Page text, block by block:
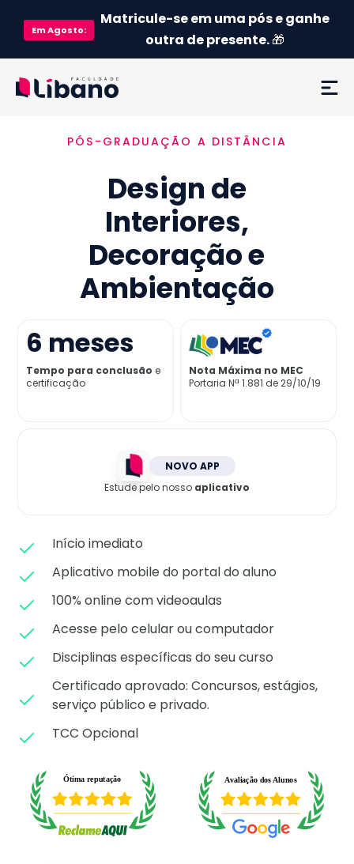
EmAgosto:
Matricule-se em uma pós e ganhe
outra de presente.🎁
Ementa
Como funciona
Credenciamento MEC
Matricule-se
PÓS-GRADUAÇÃO A DISTÂNCIA
Design de
Interiores,
Decoração e
Ambientação
6 meses
Tempo para conclusão e
certificação
Nota Máxima no MEC
Portaria Nª 1.881 de 29/10/19
NOVO APP
Estude pelo nosso aplicativo
Início imediato
Aplicativo mobile do portal do aluno
100% online com videoaulas
Acesse pelo celular ou computador
Disciplinas específicas do seu curso
Certificado aprovado: Concursos, estágios,
serviço público e privado.
TCC Opcional